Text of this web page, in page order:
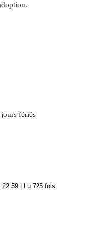
fériés
| Lu 725 fois